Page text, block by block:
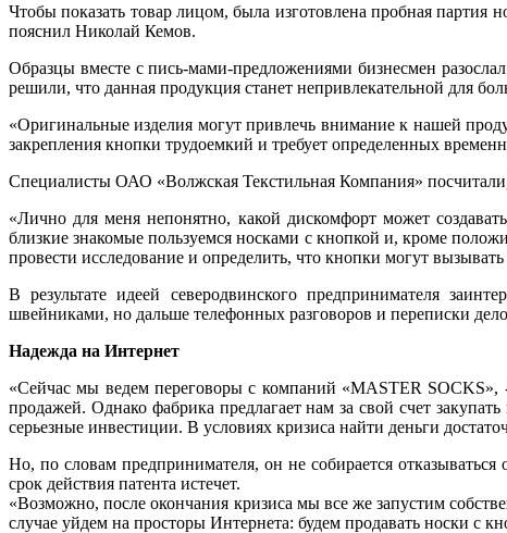
Чтобы показать товар лицом, была изготовлена пробная
пояснил Николай Кемов.
Образцы вместе с пись-мами-предложениями бизнесмен
решили, что данная продукция станет непривлекательной для
«Оригинальные изделия могут привлечь внимание к нашей
закрепления кнопки трудоемкий и требует определенных
Специалисты ОАО «Волжская Текстильная Компания»
«Лично для меня непонятно, какой дискомфорт может
близкие знакомые пользуемся носками с кнопкой и, кроме
провести исследование и определить, что кнопки могут
В результате идеей северодвинского предпринимателя
швейниками, но дальше телефонных разговоров и переписки
Надежда на Интернет
«Сейчас мы ведем переговоры с компаний «MASTER SOCKS»,
продажей. Однако фабрика предлагает нам за свой счет
серьезные инвестиции. В условиях кризиса найти деньги
Но, по словам предпринимателя, он не собирается
срок действия патента истечет.
«Возможно, после окончания кризиса мы все же запустим
случае уйдем на просторы Интернета: будем продавать носки с